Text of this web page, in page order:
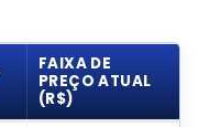
FAIXA DE
PREÇO ATUAL
(R$)